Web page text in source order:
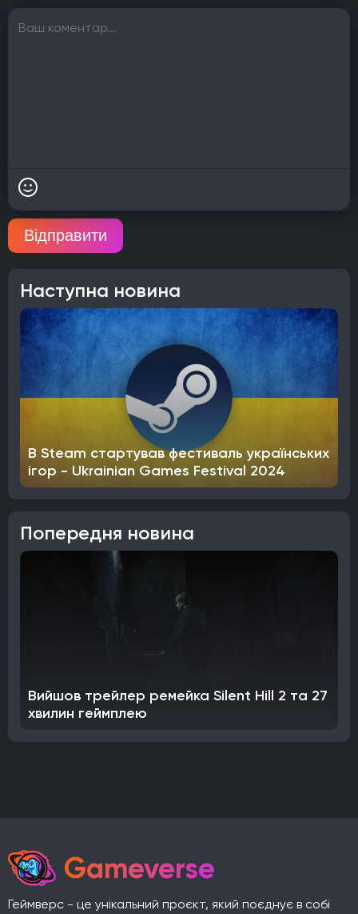
Відправити
Наступна новина
В Steam стартував фестиваль українських
ігор - Ukrainian Games Festival 2024
Попередня новина
Вийшов трейлер ремейка Silent Hill 2 та 27
хвилин геймплею
Gameverse
Геймверс - це унікальний проєкт, який поєднує в собі